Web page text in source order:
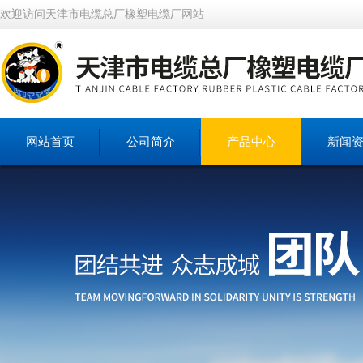
欢迎访问天津市电缆总厂橡塑电缆厂网站
网站首页 公司简介 产品中心 新闻